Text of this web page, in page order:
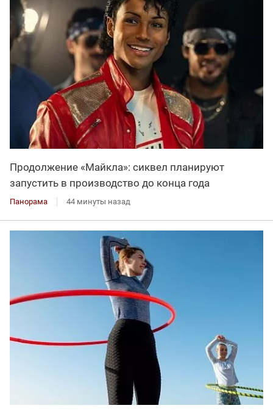
Продолжение «Майкла»: сиквел планируют
запустить в производство до конца года
Панорама 44 минуты назад